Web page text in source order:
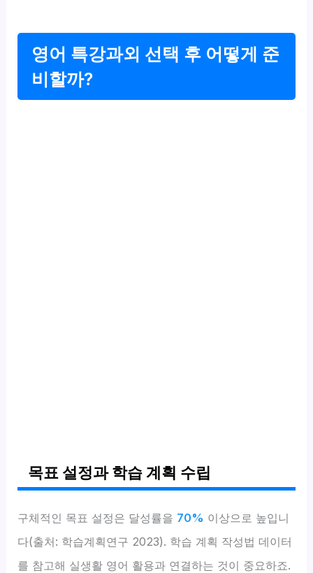
영어 특강과외 선택 후 어떻게 준
비할까?
목표 설정과 학습 계획 수립
구체적인 목표 설정은 달성률을 70% 이상으로 높입니
다(출처: 학습계획연구 2023). 학습 계획 작성법 데이터
를 참고해 실생활 영어 활용과 연결하는 것이 중요하죠.